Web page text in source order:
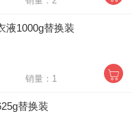
液1000g替换装
销量：1
替换装